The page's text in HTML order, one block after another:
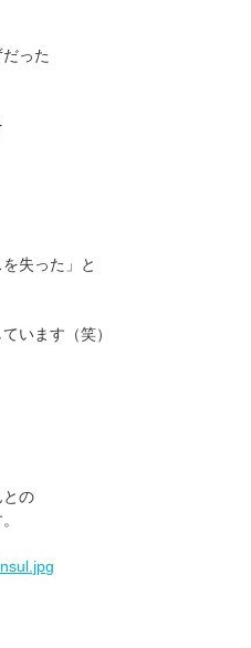
った
失った」と
います（笑）
との